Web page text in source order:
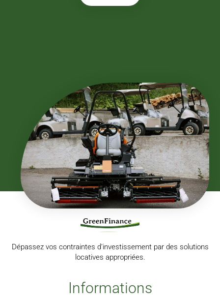
Dépassez vos contraintes d’investissement par des solutions
locatives appropriées.
Informations